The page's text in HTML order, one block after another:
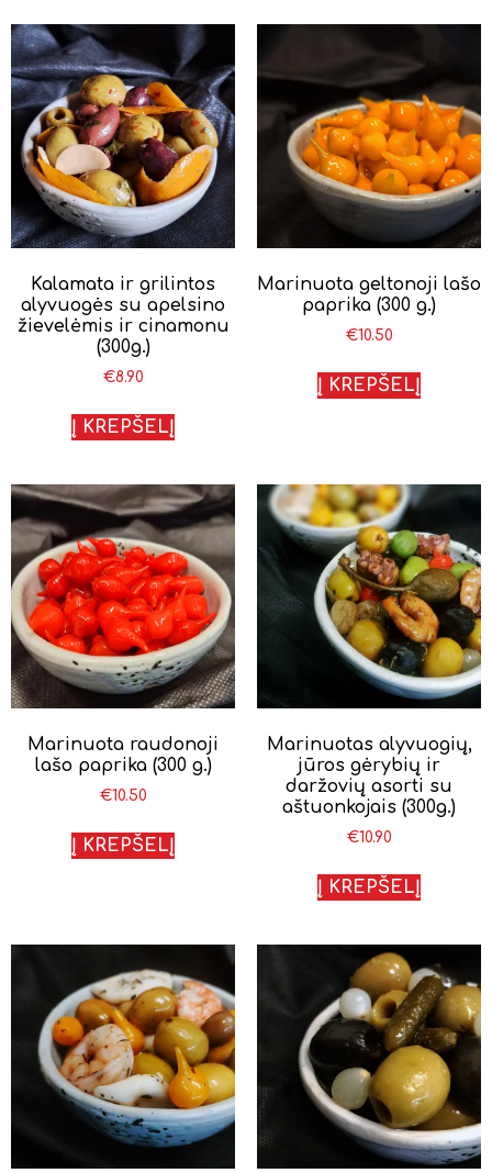
Kalamata ir grilintos
alyvuogės su apelsino
žievelėmis ir cinamonu
(300g.)
€8.90
Į KREPŠELĮ
Marinuota geltonoji lašo
paprika (300 g.)
€10.50
Į KREPŠELĮ
Marinuota raudonoji
lašo paprika (300 g.)
€10.50
Į KREPŠELĮ
Marinuotas alyvuogių,
jūros gėrybių ir
daržovių asorti su
aštuonkojais (300g.)
€10.90
Į KREPŠELĮ